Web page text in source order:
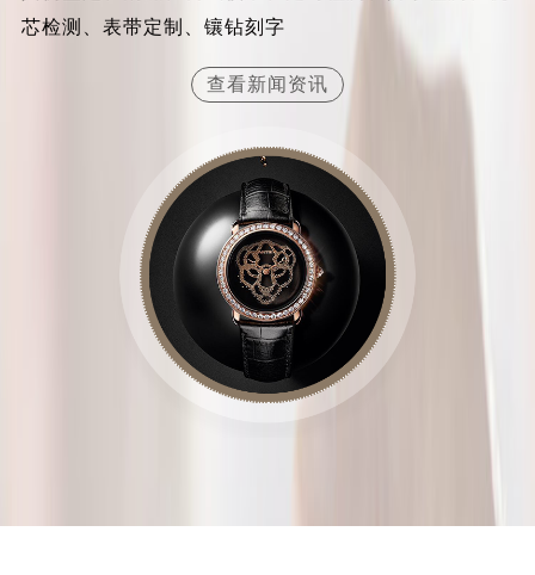
山西省晋城市城区黄华街卡地亚售后服务中心（需提前预约）
山西省临汾市尧都区解放路卡地亚售后服务中心（需提前预约）
山西省运城市盐湖区河东街卡地亚售后服务中心（需提前预约）
安徽省安庆市迎江区人民路卡地亚售后服务中心（需提前预约）
安徽省滁州市琅琊区南谯北路卡地亚售后服务中心（需提前预约）
芯检测、表带定制、镶钻刻字
查看新闻资讯